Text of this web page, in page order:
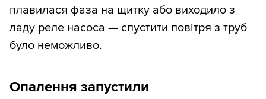
плавилася фаза на щитку або виходило з
ладу реле насоса — спустити повітря з труб
було неможливо.
Опалення запустили